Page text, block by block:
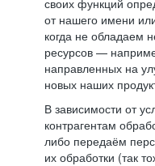
своих функций
от нашего имени
когда не обладаем
ресурсов —
направленных на
новых наших
В зависимости от
контрагентам
либо передаём
их обработки (так